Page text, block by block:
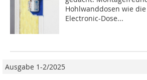
Hohlwanddosen wie
Electronic-Dose...
Ausgabe 1-2/2025